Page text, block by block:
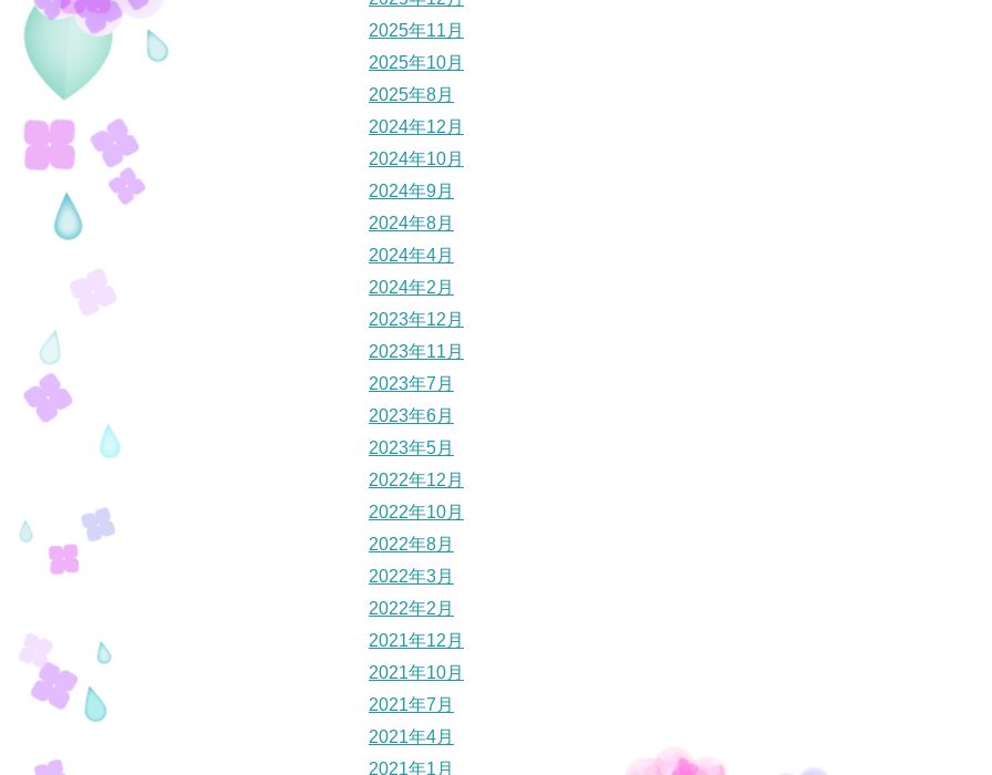
2025年11月
2025年10月
2025年8月
2024年12月
2024年10月
2024年9月
2024年8月
2024年4月
2024年2月
2023年12月
2023年11月
2023年7月
2023年6月
2023年5月
2022年12月
2022年10月
2022年8月
2022年3月
2022年2月
2021年12月
2021年10月
2021年7月
2021年4月
2021年1月